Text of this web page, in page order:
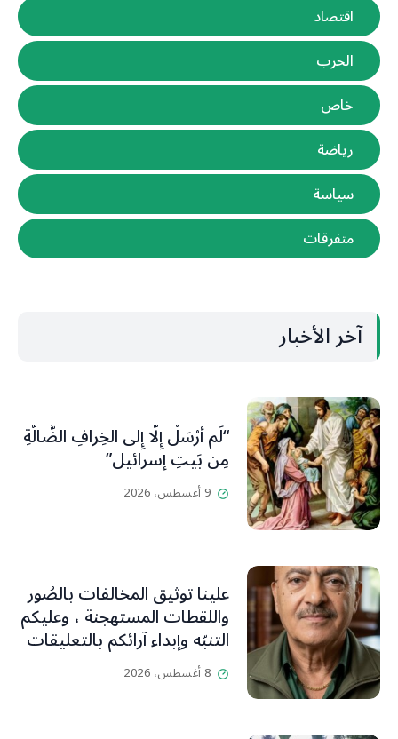
اقتصاد
الحرب
خاص
رياضة
سياسة
متفرقات
آخر الأخبار
“لَم أُرْسَلْ إِلَّا إِلى الخِرافِ الضَّالَّةِ
مِن بَيتِ إسرائيل”
9 أغسطس، 2026
علينا توثيق المخالفات بالصُور
واللقطات المستهجنة ، وعليكم
التنبّه وإبداء آرائكم بالتعليقات
(جورج صبّاغ)
8 أغسطس، 2026